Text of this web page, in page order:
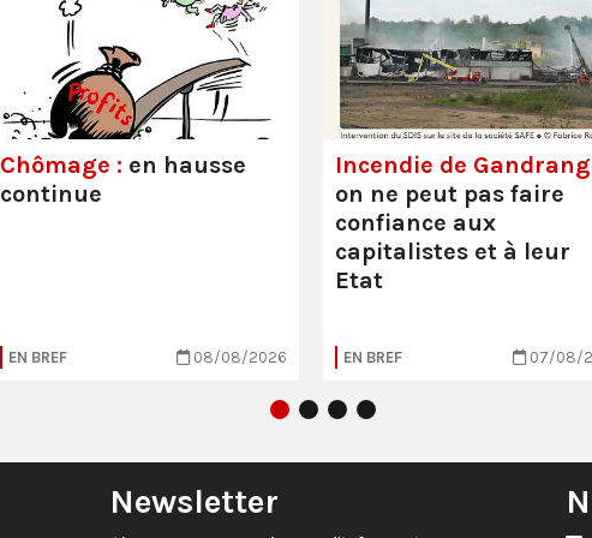
Chômage : en hausse
continue
EN BREF 08/08/2026
Incendie de
on ne peut pas faire
confiance aux
capitalistes et à leur
Etat
EN BREF 07/08/
Newsletter